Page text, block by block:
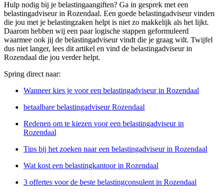
Hulp nodig bij je belastingaangiften? Ga in gesprek met een
belastingadviseur in Rozendaal. Een goede belastingadviseur vinden
die jou met je belastingzaken helpt is niet zo makkelijk als het lijkt.
Daarom hebben wij een paar logische stappen geformuleerd
waarmee ook jij de belastingadviseur vindt die je graag wilt. Twijfel
dus niet langer, lees dit artikel en vind de belastingadviseur in
Rozendaal die jou verder helpt.
Spring direct naar:
Wanneer kies je voor een belastingadviseur in Rozendaal
betaalbare belastingadviseur Rozendaal
Redenen om te kiezen voor een belastingadviseur in
Rozendaal
Tips bij het zoeken naar een belastingadviseur in Rozendaal
Wat kost een belastingkantoor in Rozendaal
3 offertes voor de beste belastingconsulent in Rozendaal